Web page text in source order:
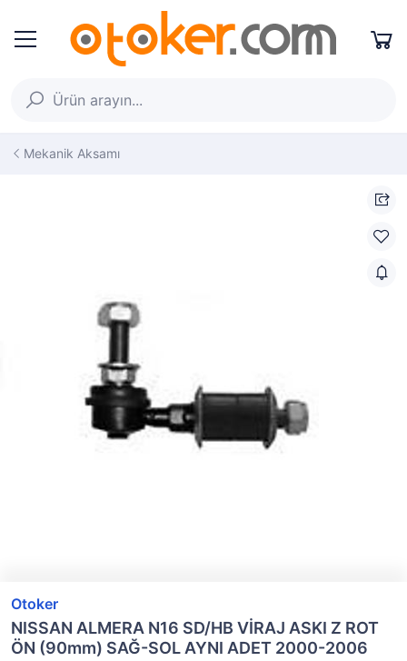
Mekanik Aksamı
Otoker
NISSAN ALMERA N16 SD/HB VİRAJ ASKI Z ROT
ÖN (90mm) SAĞ-SOL AYNI ADET 2000-2006